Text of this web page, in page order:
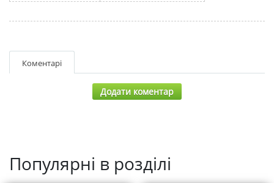
Коментарі
Додати коментар
Популярні в розділі